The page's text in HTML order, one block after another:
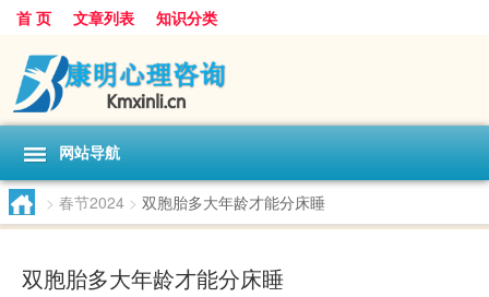
首 页 文章列表 知识分类
网站导航
> 春节2024 > 双胞胎多大年龄才能分床睡
双胞胎多大年龄才能分床睡